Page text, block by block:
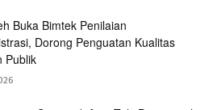
Buka Bimtek Penilaian
Dorong Penguatan Kualitas
Publik